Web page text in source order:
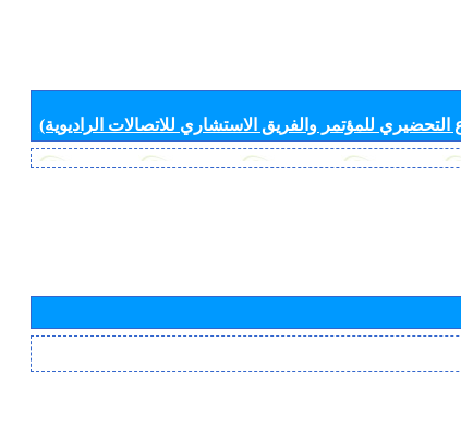
التحضيري للمؤتمر والفريق الاستشاري للاتصالات الراديوية)